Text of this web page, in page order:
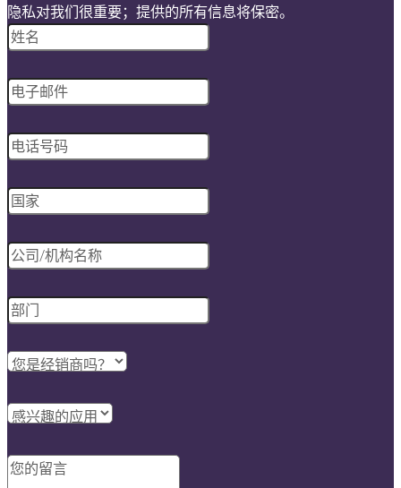
隐私对我们很重要；提供的所有信息将保密。